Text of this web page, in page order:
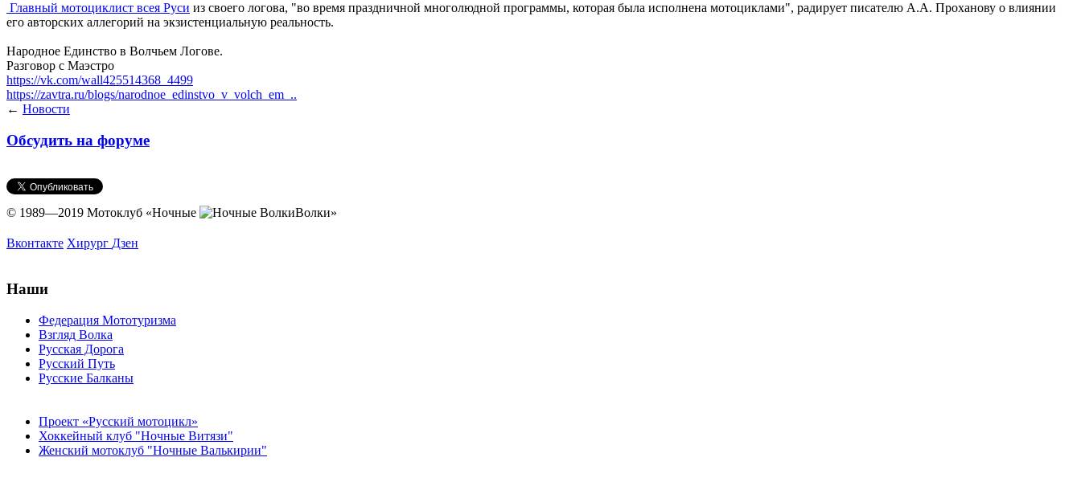
Главный мотоциклист всея Руси из своего логова, "во время праздничной многолюдной программы, которая была исполнена мотоциклами", радирует писателю А.А. Проханову о влиянии
его авторских аллегорий на экзистенциальную реальность.
Народное Единство в Волчьем Логове.
Разговор с Маэстро
https://vk.com/wall425514368_4499
https://zavtra.ru/blogs/narodnoe_edinstvo_v_volch_em_..
← Новости
Обсудить на форуме
© 1989—2019 Мотоклуб «Ночные Волки»
Вконтакте Хирург Дзен
Наши
Федерация Мототуризма
Взгляд Волка
Русская Дорога
Русский Путь
Русские Балканы
Проект «Русский мотоцикл»
Хоккейный клуб "Ночные Витязи"
Женский мотоклуб "Ночные Валькирии"